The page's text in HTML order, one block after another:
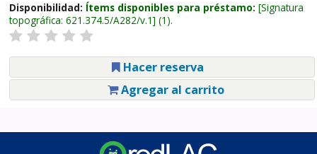
Disponibilidad: Ítems disponibles para préstamo: Signatura
topográfica: 621.374.5/A282/v.1 (1).
Hacer reserva
Agregar al carrito